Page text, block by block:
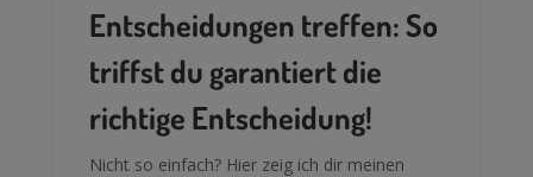
Entscheidungen treffen: So
triffst du garantiert die
richtige Entscheidung!
Nicht so einfach? Hier zeig ich dir meinen